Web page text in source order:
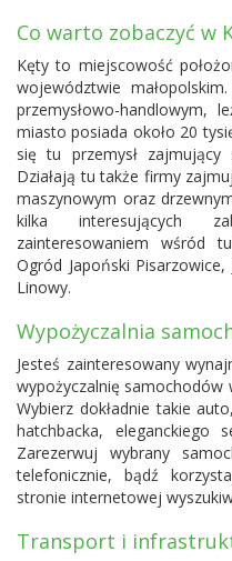
Co warto zobaczyć w
Kęty to miejscowość
województwie
przemysłowo-handlowym,
miasto posiada około 20
się tu przemysł zajmujący
Działają tu także firmy
maszynowym oraz
kilka interesujących
zainteresowaniem wśród
Ogród Japoński
Linowy.
Wypożyczalnia
Jesteś zainteresowany
wypożyczalnię samochodów
Wybierz dokładnie takie
hatchbacka, eleganckiego
Zarezerwuj wybrany
telefonicznie, bądź
stronie internetowej
Transport i